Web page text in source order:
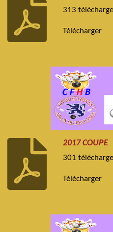
313
Télécharger
2017 COUPE
301
Télécharger